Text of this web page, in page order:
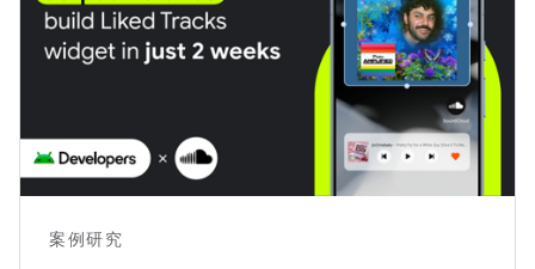
案例研究